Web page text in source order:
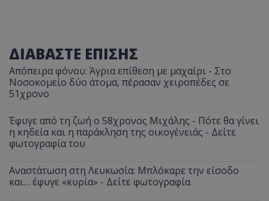
ΔΙΑΒΑΣΤΕ ΕΠΙΣΗΣ
Απόπειρα φόνου: Άγρια επίθεση με μαχαίρι - Στο
Νοσοκομείο δύο άτομα, πέρασαν χειροπέδες σε
51χρονο
Έφυγε από τη ζωή ο 58χρονος Μιχάλης - Πότε θα γίνει
η κηδεία και η παράκληση της οικογένειάς - Δείτε
φωτογραφία του
Αναστάτωση στη Λευκωσία: Μπλόκαρε την είσοδο
και… έφυγε «κυρία» - Δείτε φωτογραφία